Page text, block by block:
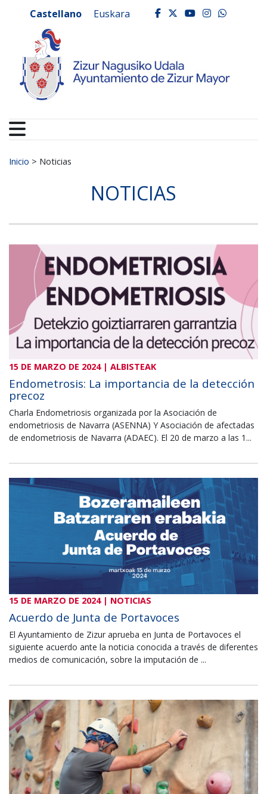
Ayuntamiento de
Castellano Euskara facebook
twitter
youtube
Buscar:
Inicio > Noticias
NOTICIAS
15 DE MARZO DE 2024 | ALBISTEAK
Endometrosis: La importancia de la detección
precoz
Charla Endometriosis organizada por la Asociación de
endometriosis de Navarra (ASENNA) Y Asociación de afectadas
de endometriosis de Navarra (ADAEC). El 20 de marzo a las 1...
15 DE MARZO DE 2024 | NOTICIAS
Acuerdo de Junta de Portavoces
El Ayuntamiento de Zizur aprueba en Junta de Portavoces el
siguiente acuerdo ante la noticia conocida a través de diferentes
medios de comunicación, sobre la imputación de ...